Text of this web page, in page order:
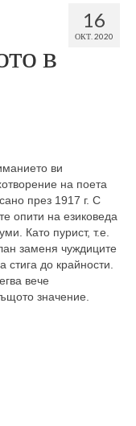
16
ОКТ. 2020
в
ви
на поета
през 1917 г. С
опити на езиковеда
Като пурист, т.е.
заменя чуждиците
до крайности.
вече
значение.